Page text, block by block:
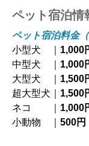
ペット宿泊情
ペット宿泊料金（
小型犬 ｜ 1,000
中型犬 ｜ 1,000
大型犬 ｜ 1,500
超大型犬｜ 1,500
ネコ ｜ 1,000
小動物 ｜ 500円